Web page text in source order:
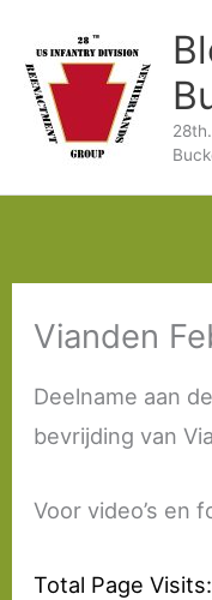
naar
inhoud
Vianden
Deelname aan
bevrijding van
Voor video’s en
Total Page